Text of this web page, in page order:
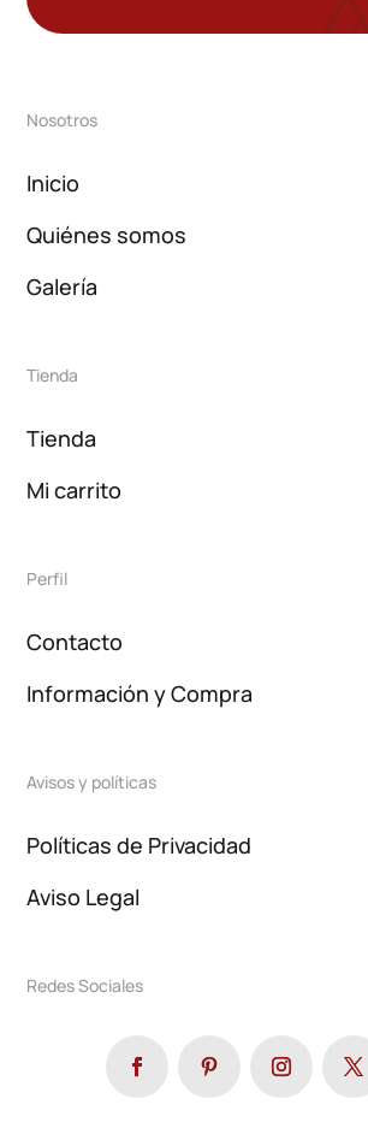
Nosotros
Inicio
Quiénes somos
Galería
Tienda
Tienda
Mi carrito
Perfil
Contacto
Información y Compra
Avisos y políticas
Políticas de Privacidad
Aviso Legal
Redes Sociales